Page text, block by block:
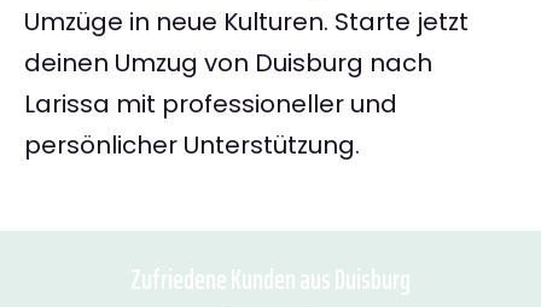
Umzüge in neue Kulturen. Starte jetzt
deinen Umzug von Duisburg nach
Larissa mit professioneller und
persönlicher Unterstützung.
Zufriedene Kunden aus Duisburg